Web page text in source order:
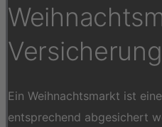
Ein Weihnachtsmarkt ist
entsprechend abgesichert